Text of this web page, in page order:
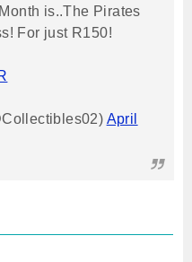
is..The Pirates
For just R150!
April